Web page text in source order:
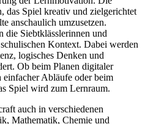
das Spiel kreativ und zielgerichtet
anschaulich umzusetzen.
Siebtklässlerinnen und
Kontext. Dabei werden
logisches Denken und
Ob beim Planen digitaler
Abläufe oder beim
Spiel wird zum Lernraum.
auch in verschiedenen
Mathematik, Chemie und